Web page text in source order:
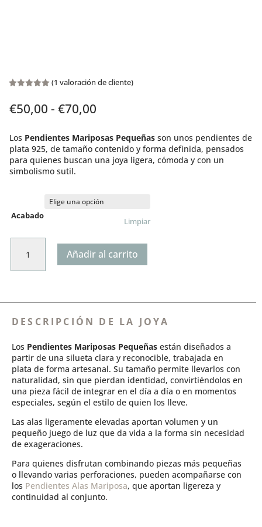
de 5 en
base a
cliente
(1 valoración de cliente)
€50,00 - €70,00
desde
€50,00
hasta
Los Pendientes Mariposas Pequeñas son unos pendientes de
plata 925, de tamaño contenido y forma definida, pensados
para quienes buscan una joya ligera, cómoda y con un
simbolismo sutil.
Acabado
Limpiar
Mariposas
Añadir al carrito
DESCRIPCIÓN DE LA JOYA
Los Pendientes Mariposas Pequeñas están diseñados a
partir de una silueta clara y reconocible, trabajada en
plata de forma artesanal. Su tamaño permite llevarlos con
naturalidad, sin que pierdan identidad, convirtiéndolos en
una pieza fácil de integrar en el día a día o en momentos
especiales, según el estilo de quien los lleve.
Las alas ligeramente elevadas aportan volumen y un
pequeño juego de luz que da vida a la forma sin necesidad
de exageraciones.
Para quienes disfrutan combinando piezas más pequeñas
o llevando varias perforaciones, pueden acompañarse con
los Pendientes Alas Mariposa, que aportan ligereza y
continuidad al conjunto.